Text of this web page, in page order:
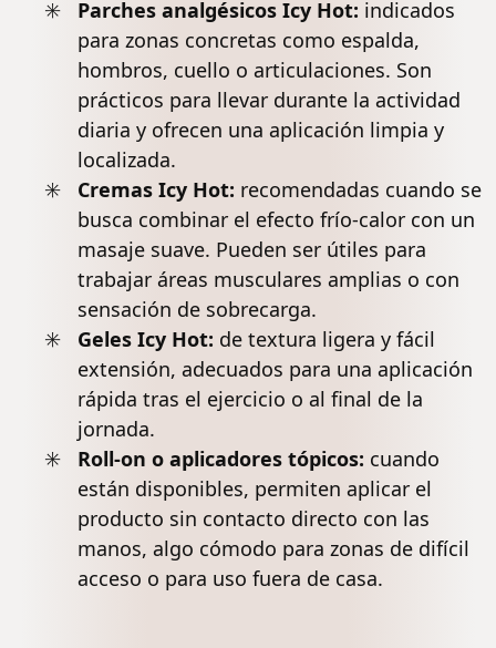
Parches analgésicos Icy Hot: indicados
para zonas concretas como espalda,
hombros, cuello o articulaciones. Son
prácticos para llevar durante la actividad
diaria y ofrecen una aplicación limpia y
localizada.
Cremas Icy Hot: recomendadas cuando se
busca combinar el efecto frío-calor con un
masaje suave. Pueden ser útiles para
trabajar áreas musculares amplias o con
sensación de sobrecarga.
Geles Icy Hot: de textura ligera y fácil
extensión, adecuados para una aplicación
rápida tras el ejercicio o al final de la
jornada.
Roll-on o aplicadores tópicos: cuando
están disponibles, permiten aplicar el
producto sin contacto directo con las
manos, algo cómodo para zonas de difícil
acceso o para uso fuera de casa.